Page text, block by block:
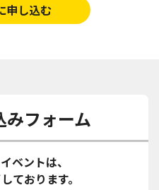
申し込む
みフォーム
ベントは、
ております。